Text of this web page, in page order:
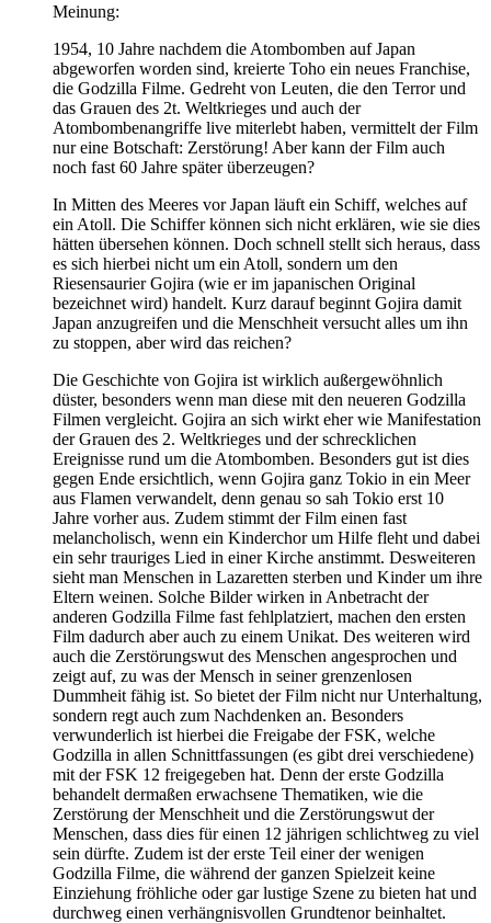
Meinung:
1954, 10 Jahre nachdem die Atombomben auf Japan
abgeworfen worden sind, kreierte Toho ein neues Franchise,
die Godzilla Filme. Gedreht von Leuten, die den Terror und
das Grauen des 2t. Weltkrieges und auch der
Atombombenangriffe live miterlebt haben, vermittelt der Film
nur eine Botschaft: Zerstörung! Aber kann der Film auch
noch fast 60 Jahre später überzeugen?
In Mitten des Meeres vor Japan läuft ein Schiff, welches auf
ein Atoll. Die Schiffer können sich nicht erklären, wie sie dies
hätten übersehen können. Doch schnell stellt sich heraus, dass
es sich hierbei nicht um ein Atoll, sondern um den
Riesensaurier Gojira (wie er im japanischen Original
bezeichnet wird) handelt. Kurz darauf beginnt Gojira damit
Japan anzugreifen und die Menschheit versucht alles um ihn
zu stoppen, aber wird das reichen?
Die Geschichte von Gojira ist wirklich außergewöhnlich
düster, besonders wenn man diese mit den neueren Godzilla
Filmen vergleicht. Gojira an sich wirkt eher wie Manifestation
der Grauen des 2. Weltkrieges und der schrecklichen
Ereignisse rund um die Atombomben. Besonders gut ist dies
gegen Ende ersichtlich, wenn Gojira ganz Tokio in ein Meer
aus Flamen verwandelt, denn genau so sah Tokio erst 10
Jahre vorher aus. Zudem stimmt der Film einen fast
melancholisch, wenn ein Kinderchor um Hilfe fleht und dabei
ein sehr trauriges Lied in einer Kirche anstimmt. Desweiteren
sieht man Menschen in Lazaretten sterben und Kinder um ihre
Eltern weinen. Solche Bilder wirken in Anbetracht der
anderen Godzilla Filme fast fehlplatziert, machen den ersten
Film dadurch aber auch zu einem Unikat. Des weiteren wird
auch die Zerstörungswut des Menschen angesprochen und
zeigt auf, zu was der Mensch in seiner grenzenlosen
Dummheit fähig ist. So bietet der Film nicht nur Unterhaltung,
sondern regt auch zum Nachdenken an. Besonders
verwunderlich ist hierbei die Freigabe der FSK, welche
Godzilla in allen Schnittfassungen (es gibt drei verschiedene)
mit der FSK 12 freigegeben hat. Denn der erste Godzilla
behandelt dermaßen erwachsene Thematiken, wie die
Zerstörung der Menschheit und die Zerstörungswut der
Menschen, dass dies für einen 12 jährigen schlichtweg zu viel
sein dürfte. Zudem ist der erste Teil einer der wenigen
Godzilla Filme, die während der ganzen Spielzeit keine
Einziehung fröhliche oder gar lustige Szene zu bieten hat und
durchweg einen verhängnisvollen Grundtenor beinhaltet.